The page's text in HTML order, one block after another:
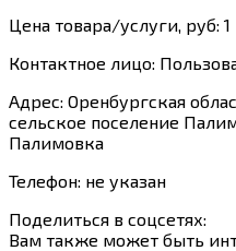
Цена товара/услуги, руб: 1
Контактное лицо:
Адрес: Оренбургская
сельское поселение
Палимовка
Телефон: не указан
Поделиться в соцсетях:
Вам также может быть